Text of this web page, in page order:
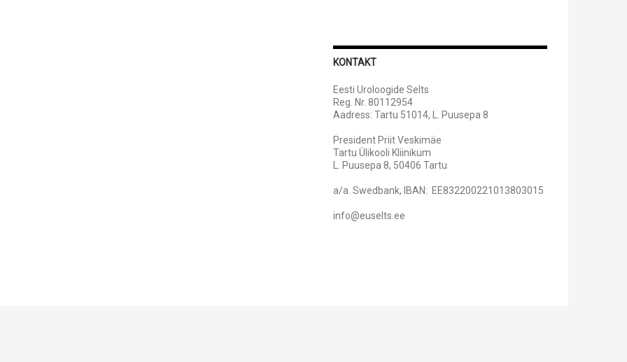
KONTAKT
Eesti Uroloogide Selts
Reg. Nr. 80112954
Aadress: Tartu 51014, L. Puusepa 8
President Priit Veskimäe
Tartu Ülikooli Kliinikum
L. Puusepa 8, 50406 Tartu
a/a. Swedbank, IBAN: EE832200221013803015
info@euselts.ee